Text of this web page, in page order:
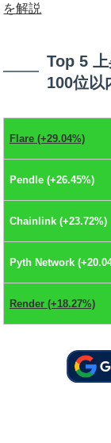
を解説
Top 5
100位以
Flare (+29.04%)
Pendle (+26.45%)
Chainlink (+23.72%)
Pyth Network
Render (+18.27%)